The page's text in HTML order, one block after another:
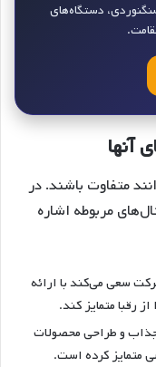
دستگاه‌های
آنها
متفاوت باشند. در
مربوطه اشاره
سعی می‌کند با ارائه
رقبا متمایز کند.
جذاب و طراحی محصولات
متمایز کرده است.